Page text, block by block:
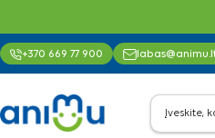
+370 669 77 900